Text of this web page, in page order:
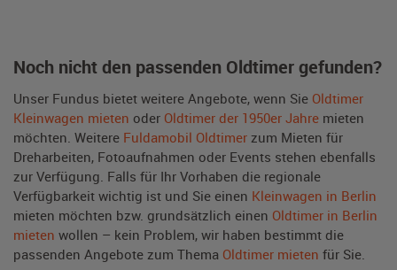
Noch nicht den passenden Oldtimer gefunden?
Unser Fundus bietet weitere Angebote, wenn Sie Oldtimer
Kleinwagen mieten oder Oldtimer der 1950er Jahre mieten
möchten. Weitere Fuldamobil Oldtimer zum Mieten für
Dreharbeiten, Fotoaufnahmen oder Events stehen ebenfalls
zur Verfügung. Falls für Ihr Vorhaben die regionale
Verfügbarkeit wichtig ist und Sie einen Kleinwagen in Berlin
mieten möchten bzw. grundsätzlich einen Oldtimer in Berlin
mieten wollen – kein Problem, wir haben bestimmt die
passenden Angebote zum Thema Oldtimer mieten für Sie.